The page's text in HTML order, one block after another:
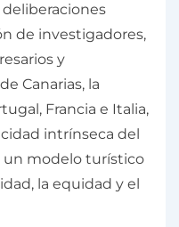
de investigadores,
y
Canarias, la
Francia e Italia,
intrínseca del
un modelo turístico
la equidad y el